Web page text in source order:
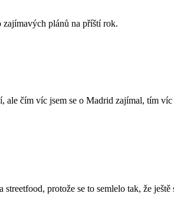
plánů na příští rok.
čím víc jsem se o Madrid zajímal, tím
protože se to semlelo tak, že